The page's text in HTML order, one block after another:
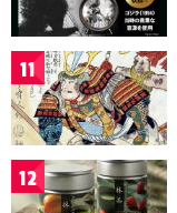
11
12